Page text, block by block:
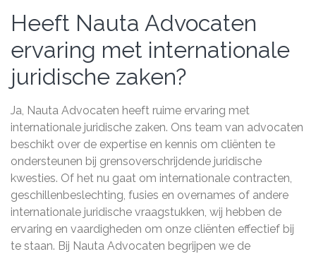
Heeft Nauta Advocaten
ervaring met internationale
juridische zaken?
Ja, Nauta Advocaten heeft ruime ervaring met
internationale juridische zaken. Ons team van advocaten
beschikt over de expertise en kennis om cliënten te
ondersteunen bij grensoverschrijdende juridische
kwesties. Of het nu gaat om internationale contracten,
geschillenbeslechting, fusies en overnames of andere
internationale juridische vraagstukken, wij hebben de
ervaring en vaardigheden om onze cliënten effectief bij
te staan. Bij Nauta Advocaten begrijpen we de